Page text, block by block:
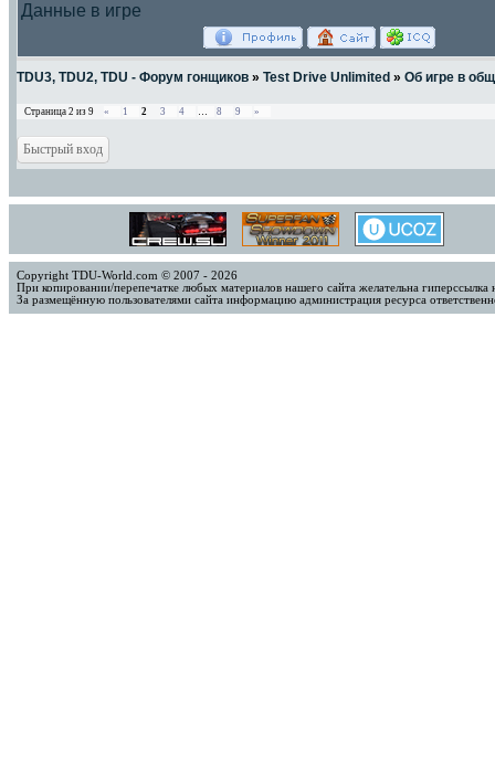
Данные в игре
TDU3, TDU2, TDU - Форум гонщиков » Test Drive Unlimited » Об игре в
Страница 2 из 9 « 1 2 3 4 … 8 9 »
Copyright TDU-World.com © 2007 - 2026
При копировании/перепечатке любых материалов нашего сайта желательна
За размещённую пользователями сайта информацию администрация ресурса